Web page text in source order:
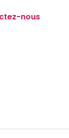
nous